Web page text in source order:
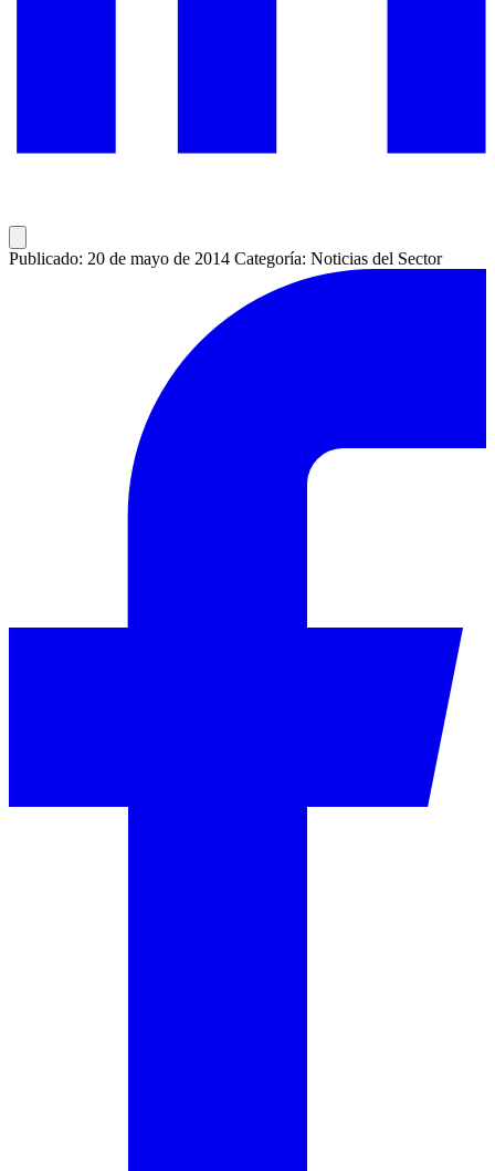
Publicado: 20 de mayo de 2014 Categoría: Noticias del Sector